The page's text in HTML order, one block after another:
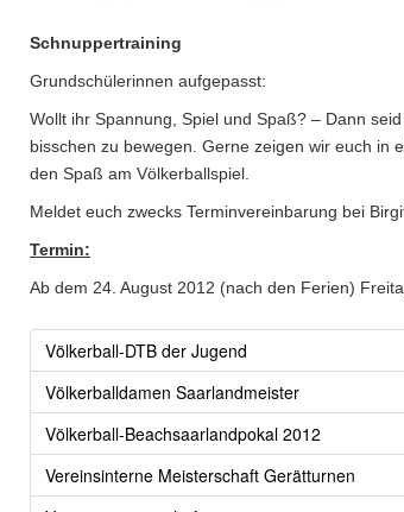
Schnuppertraining
Grundschülerinnen aufgepasst:
Wollt ihr Spannung, Spiel und Spaß? – Dann
bisschen zu bewegen. Gerne zeigen wir euch in
den Spaß am Völkerballspiel.
Meldet euch zwecks Terminvereinbarung bei
Termin:
Ab dem 24. August 2012 (nach den Ferien)
Völkerball-DTB der Jugend
Völkerballdamen Saarlandmeister
Völkerball-Beachsaarlandpokal 2012
Vereinsinterne Meisterschaft Gerätturnen